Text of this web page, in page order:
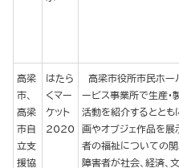
高梁
市、
高梁
市自
立支
援協
はたら
くマー
ケット
2020
高梁市役所市民ホー
ービス事業所で生産・
活動を紹介するととも
画やオブジェ作品を展
者の福祉についての関
障害者が社会、経済、